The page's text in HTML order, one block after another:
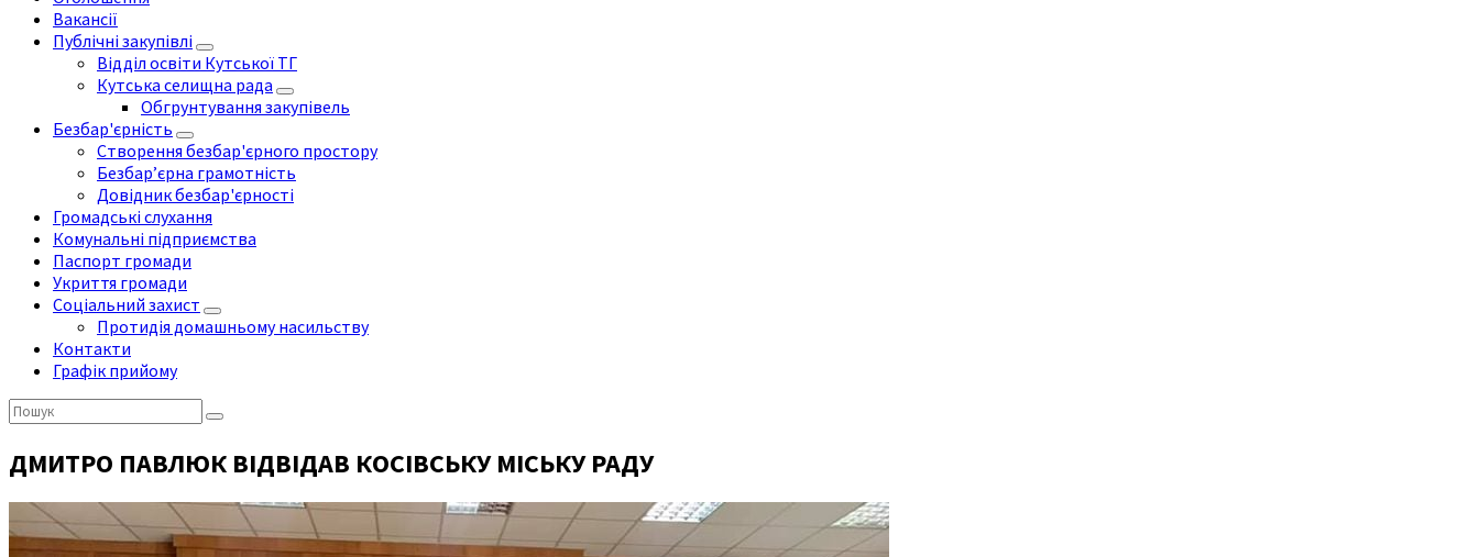
Вакансії
Публічні закупівлі
Відділ освіти Кутської ТГ
Кутська селищна рада
Обгрунтування закупівель
Безбар'єрність
Створення безбар'єрного простору
Безбар’єрна грамотність
Довідник безбар'єрності
Громадські слухання
Комунальні підприємства
Паспорт громади
Укриття громади
Соціальний захист
Протидія домашньому насильству
Контакти
Графік прийому
Пошук:
ДМИТРО ПАВЛЮК ВІДВІДАВ КОСІВСЬКУ МІСЬКУ РАДУ